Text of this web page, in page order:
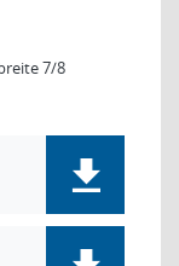
7/8